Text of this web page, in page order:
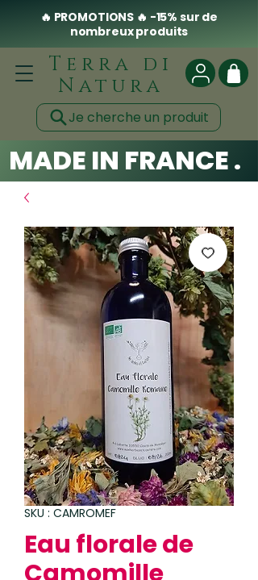
🔥 PROMOTIONS 🔥 -15% sur de
nombreux produits
Terra di
Natura
Je cherche un produit
MADE IN FRANCE .
SKU : CAMROMEF
Eau florale de